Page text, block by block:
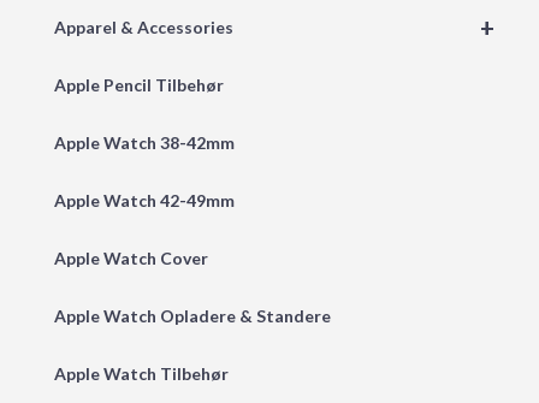
+
Apparel & Accessories
Apple Pencil Tilbehør
Apple Watch 38-42mm
Apple Watch 42-49mm
Apple Watch Cover
Apple Watch Opladere & Standere
Apple Watch Tilbehør